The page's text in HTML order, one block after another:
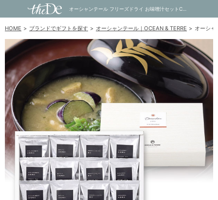
オーシャンテール フリーズドライ お味噌汁セットC｜内祝い・お祝い・ギフト・贈り物の通販サイトtheDe(ザディー)
HOME ブランドでギフトを探す オーシャンテール｜OCEAN & TERRE オーシャ